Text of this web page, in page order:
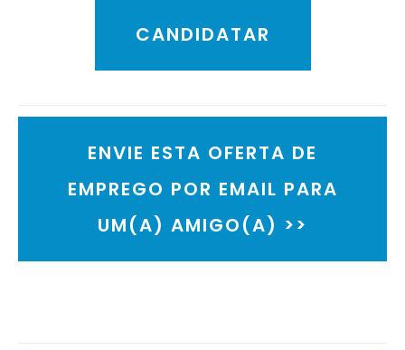
CANDIDATAR
ENVIE ESTA OFERTA DE
EMPREGO POR EMAIL PARA
UM(A) AMIGO(A) >>